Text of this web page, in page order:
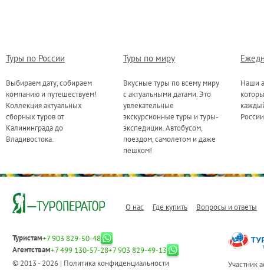
Туры по России
Выбираем дату, собираем
компанию и путешествуем!
Коллекция актуальных
сборных туров от
Калининграда до
Владивостока.
Туры по миру
Вкусные туры по всему миру
с актуальными датами. Это
увлекательные
экскурсионные туры и туры-
экспедиции. Автобусом,
поездом, самолетом и даже
пешком!
Наши
О нас Где купить Вопросы и ответы
Туристам+7 903 829-50-48
Агентствам+7 499 130-57-28+7 903 829-49-13
© 2013 - 2026 | Политика конфиденциальности Участник